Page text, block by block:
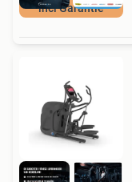
incl Garantie